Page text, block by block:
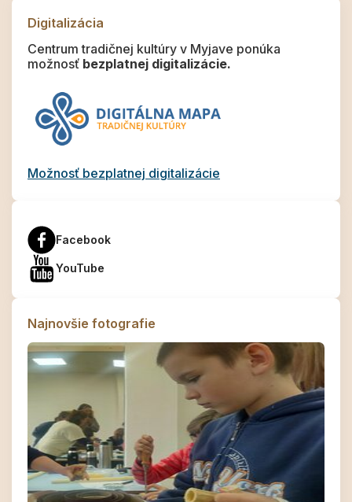
Digitalizácia
Centrum tradičnej kultúry v Myjave ponúka
možnosť bezplatnej digitalizácie.
Možnosť bezplatnej digitalizácie
Facebook
YouTube
Najnovšie fotografie